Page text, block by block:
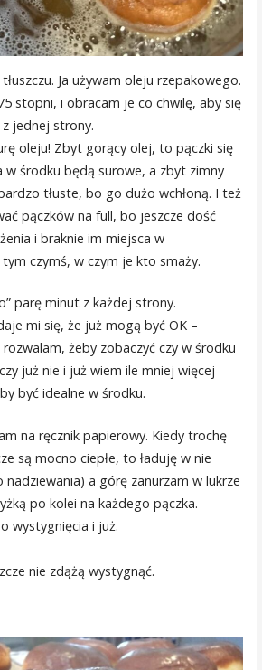
Ja używam oleju rzepakowego.
stopni, i obracam je co chwilę, aby się
z jednej strony.
oleju! Zbyt gorący olej, to pączki się
w środku będą surowe, a zbyt zimny
tłuste, bo go dużo wchłoną. I też
pączków na full, bo jeszcze dość
i braknie im miejsca w
czymś, w czym je kto smaży.
parę minut z każdej strony.
mi się, że już mogą być OK –
żeby zobaczyć czy w środku
już nie i już wiem ile mniej więcej
być idealne w środku.
na ręcznik papierowy. Kiedy trochę
są mocno ciepłe, to ładuję w nie
nadziewania) a górę zanurzam w lukrze
po kolei na każdego pączka.
wystygnięcia i już.
nie zdążą wystygnąć.